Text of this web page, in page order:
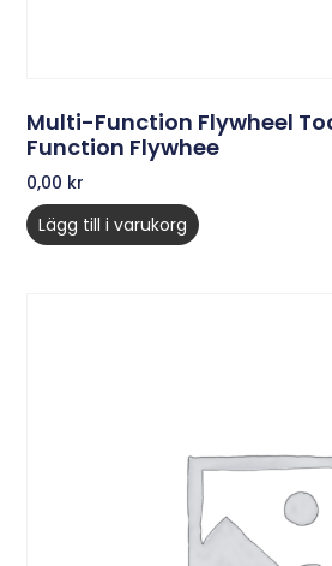
Multi-Function Flywheel
Function Flywhee
0,00 kr
Lägg till i varukorg